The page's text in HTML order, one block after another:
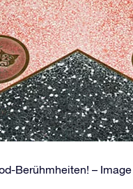
Berühmheiten! –